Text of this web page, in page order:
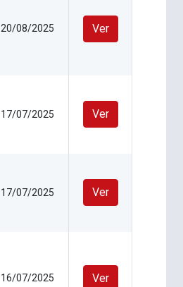
20/08/2025 Ver
17/07/2025 Ver
17/07/2025 Ver
16/07/2025 Ver